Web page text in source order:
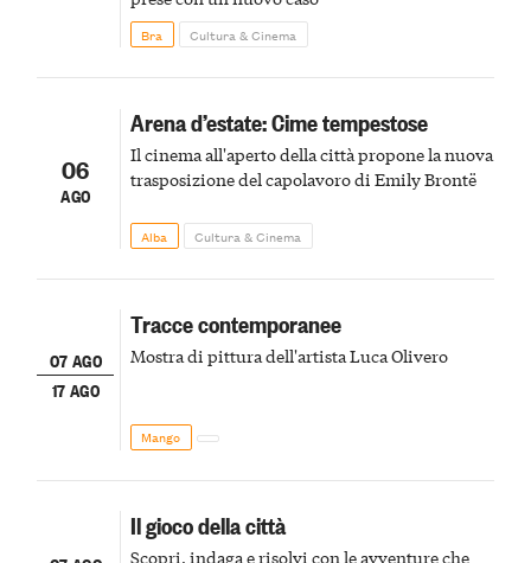
Bra Cultura & Cinema
06
AGO
Arena d’estate: Cime tempestose
Il cinema all'aperto della città propone la nuova
trasposizione del capolavoro di Emily Brontë
Alba Cultura & Cinema
07 AGO
17 AGO
Tracce contemporanee
Mostra di pittura dell'artista Luca Olivero
Mango
Il gioco della città
Scopri, indaga e risolvi con le avventure che